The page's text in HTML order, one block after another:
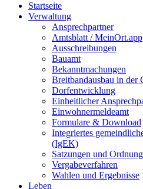
Startseite
Verwaltung
Ansprechpartner
Amtsblatt / MeinOrt.app
Ausschreibungen
Bauamt
Bekanntmachungen
Breitbandausbau in der
Dorfentwicklung
Einheitlicher
Einwohnermeldeamt
Formulare & Download
Integriertes
(IgEK)
Satzungen und
Vergabeverfahren
Wahlen und Ergebnisse
Leben